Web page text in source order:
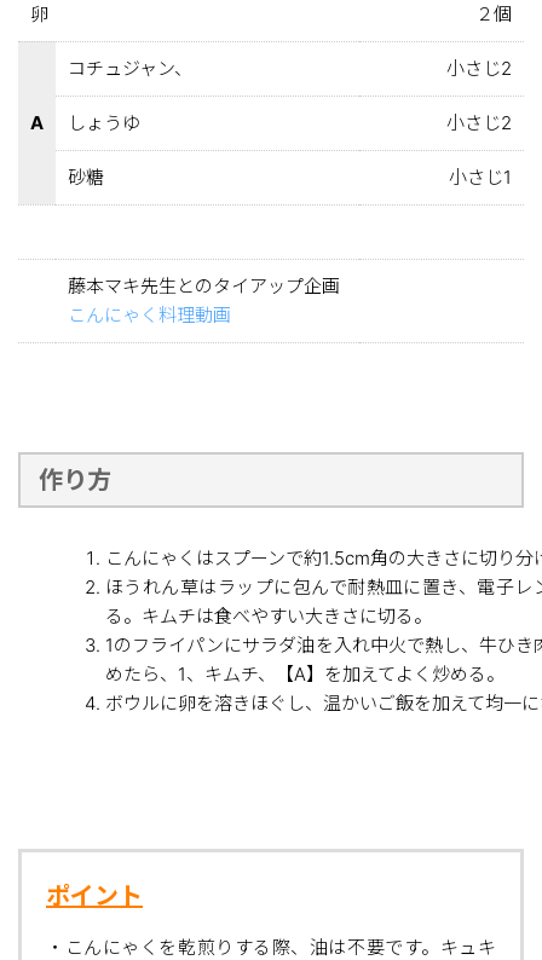
卵 ２個
A
コチュジャン、 小さじ2
しょうゆ 小さじ2
砂糖 小さじ1
藤本マキ先生とのタイアップ企画
こんにゃく料理動画
作り方
こんにゃくはスプーンで約1.5cm角の大きさに切り
ほうれん草はラップに包んで耐熱皿に置き、電子
る。キムチは食べやすい大きさに切る。
1のフライパンにサラダ油を入れ中火で熱し、牛ひ
めたら、1、キムチ、【A】を加えてよく炒める。
ボウルに卵を溶きほぐし、温かいご飯を加えて均一
ポイント
・こんにゃくを乾煎りする際、油は不要です。キュキ